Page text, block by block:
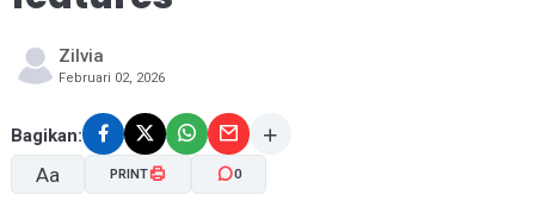
Zilvia
Februari 02, 2026
Bagikan:
Aa PRINT 0